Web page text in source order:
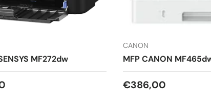
MF272dw
cijena
CANON
MFP CANON
Redovna cijena
€386,00